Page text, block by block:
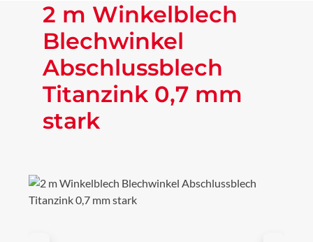
2 m Winkelblech
Blechwinkel
Abschlussblech
Titanzink 0,7 mm
stark
Bildergalerie überspringen